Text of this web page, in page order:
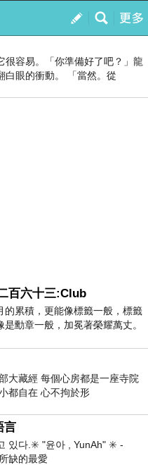
我的
很容易。「你準備好了吧？」龍
白眼的衝動。 「當然。從
百六十三:Club
的累積，更能像標籤一般，標籤
勳章一般，加冕著榮耀萬丈。
再難輕輕放下的罪證
大藏經 每個心房都是一座寺院
都自在 心不拘於形
言
있다.✳️ "윤아 , YunAh" ✳️ -
缺的最愛